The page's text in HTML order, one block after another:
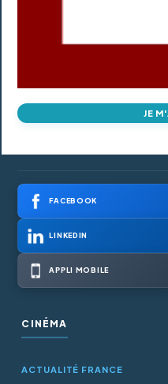
JE
FACEBOOK
LINKEDIN
APPLI MOBILE
CINÉMA
ACTUALITÉ FRANCE